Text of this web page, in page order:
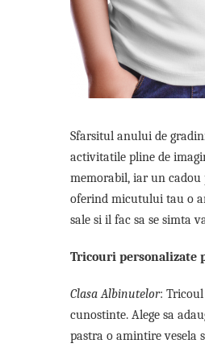
Lenjerii de pat pentru copii
Cadouri Cuplu
Pijamale de CRACIUN
Pijamale de dama
Halate si capoate
WINTER Collection
Halate si pijamale Family
Pijamale de copii
Sfarsitul anului de
activitatile pline de
memorabil, iar un cadou
oferind micutului tau o
sale si il fac sa se simta
Tricouri personalizate
Clasa Albinutelor:
cunostinte. Alege sa
pastra o amintire vesela